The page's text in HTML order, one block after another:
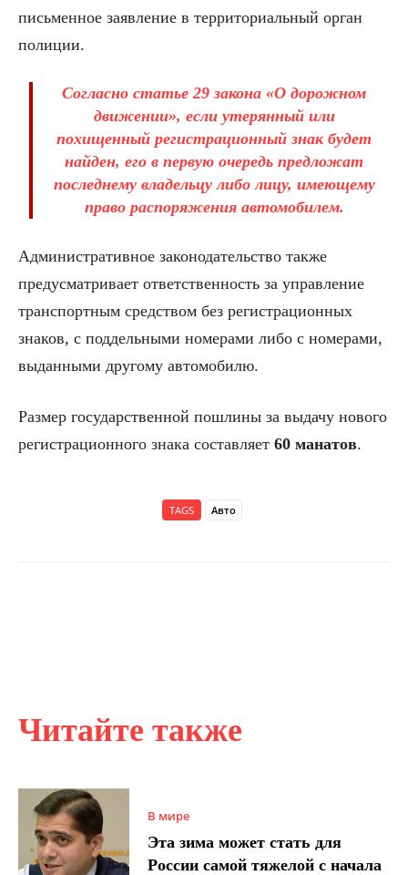
Читайте также
В мире
Эта зима может стать для
России самой тяжелой с начала
письменное заявление в территориальный орган
полиции.
Согласно статье 29 закона «О дорожном
движении», если утерянный или
похищенный регистрационный знак будет
найден, его в первую очередь предложат
последнему владельцу либо лицу, имеющему
право распоряжения автомобилем.
Административное законодательство также
предусматривает ответственность за управление
транспортным средством без регистрационных
знаков, с поддельными номерами либо с номерами,
выданными другому автомобилю.
Размер государственной пошлины за выдачу нового
регистрационного знака составляет 60 манатов.
TAGS Авто